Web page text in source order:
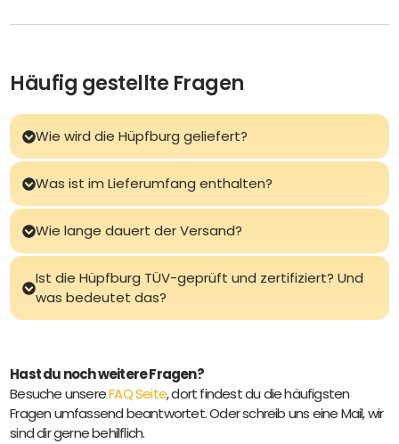
Häufig gestellte Fragen
Wie wird die Hüpfburg geliefert?
Was ist im Lieferumfang enthalten?
Wie lange dauert der Versand?
Ist die Hüpfburg TÜV-geprüft und zertifiziert? Und
was bedeutet das?
Hast du noch weitere Fragen?
Besuche unsereFAQ Seite, dort findest du die häufigsten
Fragen umfassend beantwortet. Oder schreib uns eine Mail, wir
sind dir gerne behilflich.